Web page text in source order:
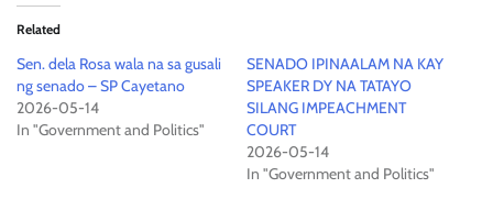
Related
Sen. dela Rosa wala na sa gusali
ng senado – SP Cayetano
2026-05-14
In "Government and Politics"
SENADO IPINAALAM NA KAY
SPEAKER DY NA TATAYO
SILANG IMPEACHMENT
COURT
2026-05-14
In "Government and Politics"